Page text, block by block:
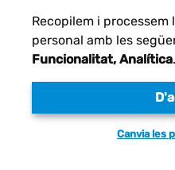
Avís legal
Recopilem i
personal amb les
Funcionalitat, Analítica.
Canvia les